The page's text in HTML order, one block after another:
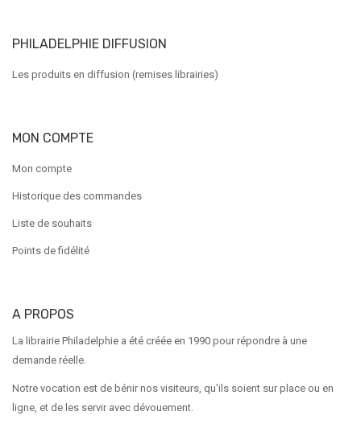
PHILADELPHIE DIFFUSION
Les produits en diffusion (remises librairies)
MON COMPTE
Mon compte
Historique des commandes
Liste de souhaits
Points de fidélité
A PROPOS
La librairie Philadelphie a été créée en 1990 pour répondre à une
demande réelle.
Notre vocation est de bénir nos visiteurs, qu'ils soient sur place ou en
ligne, et de les servir avec dévouement.